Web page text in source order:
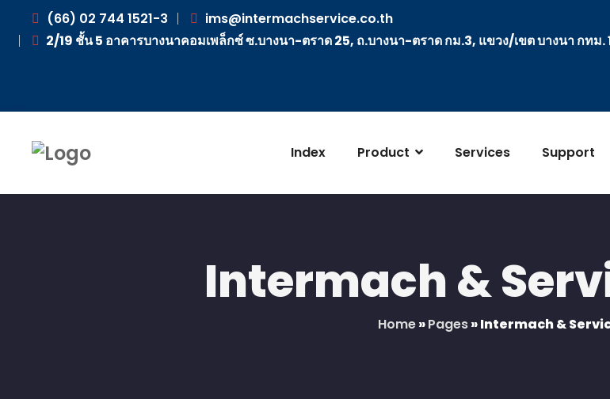
(66) 02 744 1521-3
ims@intermachservice.co.th
2/19 ชั้น 5 อาคารบางนาคอมเพล็กซ์ ซ.บางนา-ตราด 25, ถ.บางนา-ตราด กม.3, แขวง/เขต บางนา กทม.
Index Product Services Support
Intermach &
Home»Pages»Intermach &